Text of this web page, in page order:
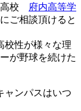
高校
府内高等学
ご相談頂けると
校性が様々な理
が野球を続けた
ャンパスはいつ